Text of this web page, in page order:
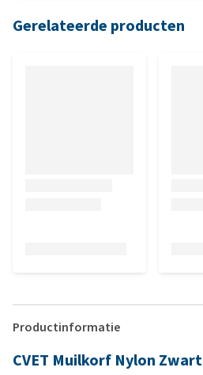
Gerelateerde producten
Productinformatie
CVET Muilkorf Nylon Zwart